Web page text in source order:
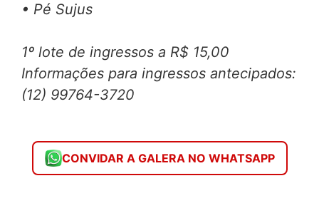
• Pé Sujus
1º lote de ingressos a R$ 15,00
Informações para ingressos antecipados:
(12) 99764-3720
CONVIDAR A GALERA NO WHATSAPP